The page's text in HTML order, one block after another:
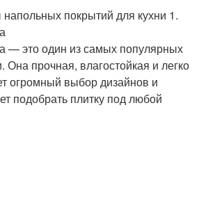
покрытий для кухни 1.
— это один из самых популярных
Она прочная, влагостойкая и легко
огромный выбор дизайнов и
подобрать плитку под любой